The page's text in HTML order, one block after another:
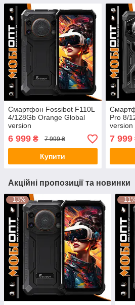
Смартфон Fossibot F110L
4/128Gb Orange Global
version
6 999 ₴ 7 999 ₴
Купити
Pro 8/
version
7 999
Акційні пропозиції та новинки
–13%